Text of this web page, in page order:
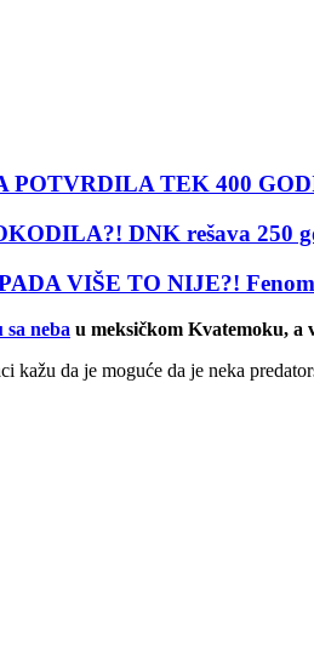
TEK 400
DNK rešava 250
VIŠE TO NIJE?!
sa neba u meksičkom Kvatemoku, a
kažu da je moguće da je neka